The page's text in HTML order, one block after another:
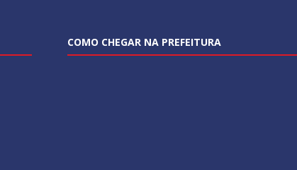
COMO CHEGAR NA PREFEITURA